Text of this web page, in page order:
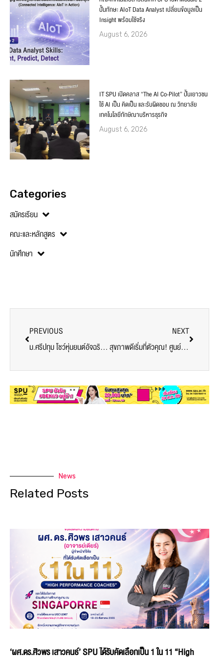
ปั้นทักษะ AIoT Data Analyst เปลี่ยนข้อมูลเป็น
Insight พร้อมใช้จริง
August 6, 2026
IT SPU เปิดคลาส “The AI Co-Pilot” ปั้นเยาวชน
ใช้ AI เป็น คิดเป็น และรับผิดชอบ ณ วิทยาลัย
เทคโนโลยีทักษิณาบริหารธุรกิจ
August 6, 2026
Categories
สมัครเรียน
คณะและหลักสูตร
นักศึกษา
PREVIOUS
ม.ศรีปทุม โชว์หุ่นยนต์อัจฉริยะ! ‘BOT-BOT’ ลดต้นทุนแรงงานขนส่งสินค้า ในงาน One Stop Open House 2024
NEXT
สุขภาพดีเริ่มที่ตัวคุณ! ศูนย์สุขภาพมหาวิทยาลัยศรีปทุม ประกาศผลผู้ชนะการแข่งขันลดน้ำหนักประจำปี 2567 สร้างแรงบันดาลใจสู่สุขภาพดี
News
Related Posts
‘ผศ.ดร.ศิวพร เสาวคนธ์’ SPU ได้รับคัดเลือกเป็น 1 ใน 11 “High